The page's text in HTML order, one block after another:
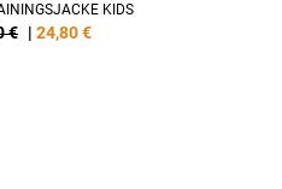
KIDS
€ | 24,80€